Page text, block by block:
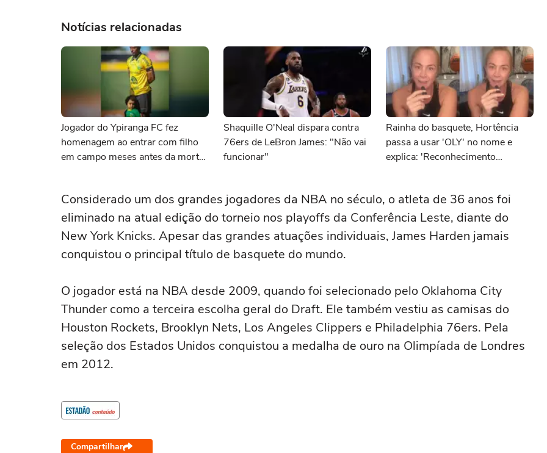
Notícias relacionadas
Jogador do Ypiranga FC fez
homenagem ao entrar com filho
em campo meses antes da morte
Shaquille O'Neal dispara contra
76ers de LeBron James: "Não vai
funcionar"
Rainha do basquete, Hortência
passa a usar 'OLY' no nome e
explica: 'Reconhecimento
Considerado um dos grandes jogadores da NBA no século, o atleta de 36 anos foi
eliminado na atual edição do torneio nos playoffs da Conferência Leste, diante do
New York Knicks. Apesar das grandes atuações individuais, James Harden jamais
conquistou o principal título de basquete do mundo.
O jogador está na NBA desde 2009, quando foi selecionado pelo Oklahoma City
Thunder como a terceira escolha geral do Draft. Ele também vestiu as camisas do
Houston Rockets, Brooklyn Nets, Los Angeles Clippers e Philadelphia 76ers. Pela
seleção dos Estados Unidos conquistou a medalha de ouro na Olimpíada de Londres
em 2012.
Compartilhar